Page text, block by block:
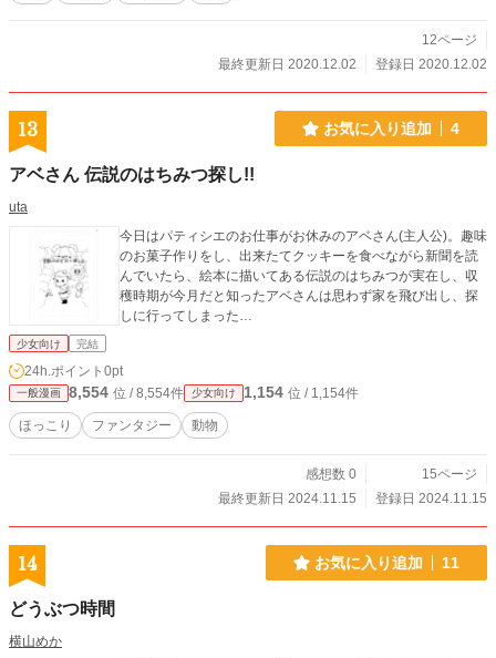
12ページ
最終更新日 2020.12.02
登録日 2020.12.02
13 お気に入り追加 4
アベさん 伝説のはちみつ探し!!
uta
今日はパティシエのお仕事がお休みのアベさん(主人公)。趣味
のお菓子作りをし、出来たてクッキーを食べながら新聞を読
んでいたら、絵本に描いてある伝説のはちみつが実在し、収
穫時期が今月だと知ったアベさんは思わず家を飛び出し、探
しに行ってしまった…
少女向け 完結
24h.ポイント 0pt
一般漫画 8,554 位 / 8,554件 少女向け 1,154 位 / 1,154件
ほっこり ファンタジー 動物
感想数 0
15ページ
最終更新日 2024.11.15
登録日 2024.11.15
14 お気に入り追加 11
どうぶつ時間
横山めか